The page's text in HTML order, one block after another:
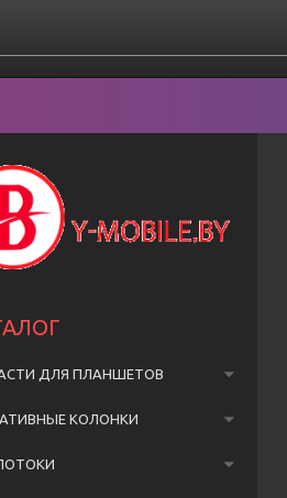
ДЛЯ ПЛАНШЕТОВ
КОЛОНКИ